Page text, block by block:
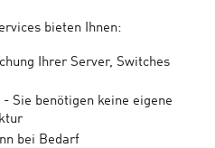
bieten Ihnen:
Ihrer Server, Switches
Sie benötigen keine eigene
bei Bedarf